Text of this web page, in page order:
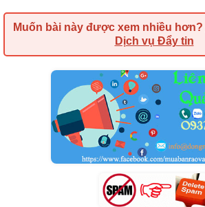
Muốn bài này được xem nhiều hơn?
Dịch vụ Đẩy tin